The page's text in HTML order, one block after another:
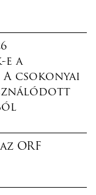
e a
csokonyai
ORF